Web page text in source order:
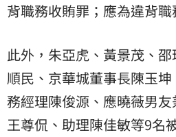
背職務收賄罪；應為違背職
此外，朱亞虎、黃景茂、
順民、京華城董事長陳玉
務經理陳俊源、應曉薇男
王尊侃、助理陳佳敏等9名